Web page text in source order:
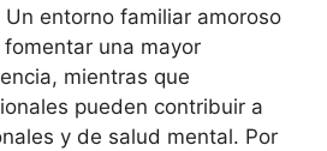
entorno familiar amoroso
una mayor
mientras que
pueden contribuir a
y de salud mental. Por